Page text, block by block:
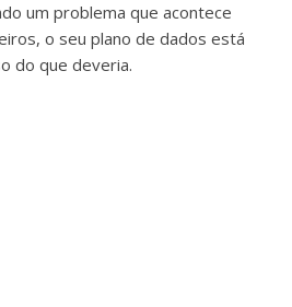
um problema que acontece
o seu plano de dados está
do que deveria.